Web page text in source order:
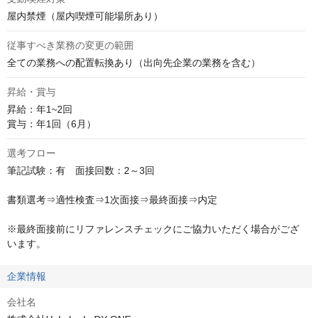
屋内禁煙（屋内喫煙可能場所あり）
従事すべき業務の変更の範囲
全ての業務への配置転換あり（出向先企業の業務を含む）
昇給・賞与
昇給：年1~2回
賞与：年1回（6月）
選考フロー
筆記試験：有　面接回数：2～3回
書類選考⇒適性検査⇒1次面接⇒最終面接⇒内定
※最終面接前にリファレンスチェックにご協力いただく場合がござ
います。
企業情報
会社名